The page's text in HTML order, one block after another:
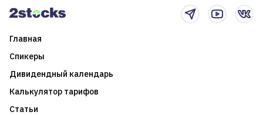
Главная
Спикеры
Дивидендный календарь
Калькулятор тарифов
Статьи